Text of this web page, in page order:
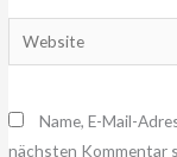
Website
Name, E-Mail-
nächsten Kommentar